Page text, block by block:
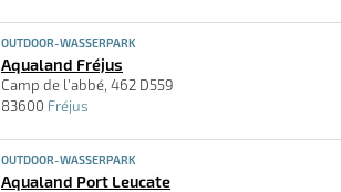
OUTDOOR-WASSERPARK
Aqualand Fréjus
Camp de l'abbé, 462 D559
83600 Fréjus
OUTDOOR-WASSERPARK
Aqualand Port Leucate